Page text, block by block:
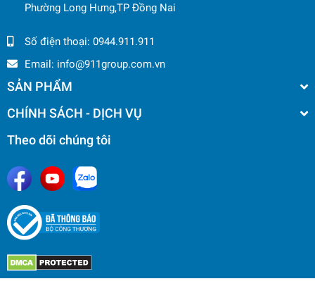
Phường Long Hưng,TP Đồng Nai
Số điện thoại: 0944.911.911
Email: info@911group.com.vn
SẢN PHẨM
CHÍNH SÁCH - DỊCH VỤ
Theo dõi chúng tôi